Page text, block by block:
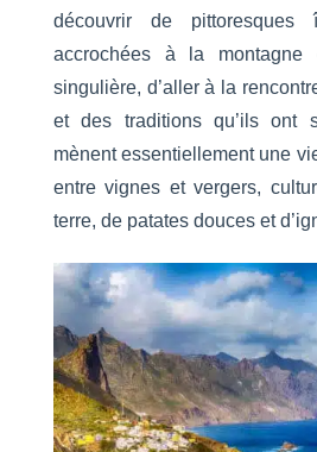
découvrir de pittoresques
accrochées à la montagne
singulière, d’aller à la
et des traditions qu’ils ont
mènent essentiellement une
entre vignes et vergers,
terre, de patates douces et